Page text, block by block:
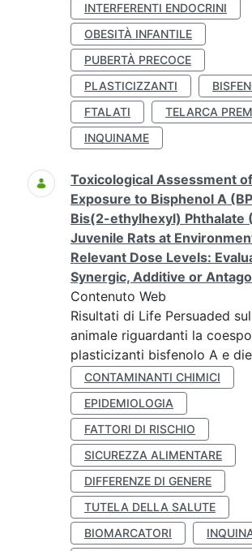
INTERFERENTI ENDOCRINI
OBESITÀ INFANTILE
PUBERTÀ PRECOCE
PLASTICIZZANTI
FTALATI
TELARCA
INQUINAME
Toxicological Assessment
Exposure to Bisphenol A
Bis(2-ethylhexyl) Phthalate
Juvenile Rats at
Relevant Dose Levels:
Synergic, Additive or
Contenuto Web
Risultati di Life Persuaded
animale riguardanti la
plasticizanti bisfenolo A e
CONTAMINANTI CHIMICI
EPIDEMIOLOGIA
FATTORI DI RISCHIO
SICUREZZA ALIMENTARE
DIFFERENZE DI GENERE
TUTELA DELLA SALUTE
BIOMARCATORI